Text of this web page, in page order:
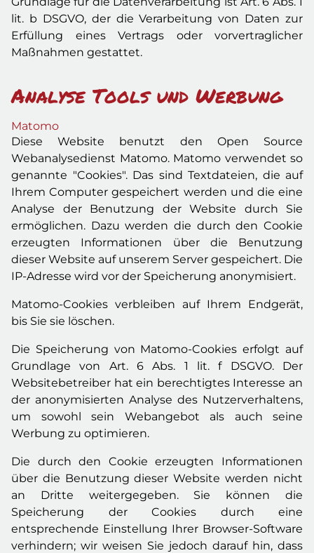
lit. b DSGVO, der die Verarbeitung von Daten zur
Erfüllung eines Vertrags oder vorvertraglicher
Maßnahmen gestattet.
Analyse Tools und Werbung
Matomo
Diese Website benutzt den Open Source
Webanalysedienst Matomo. Matomo verwendet so
genannte "Cookies". Das sind Textdateien, die auf
Ihrem Computer gespeichert werden und die eine
Analyse der Benutzung der Website durch Sie
ermöglichen. Dazu werden die durch den Cookie
erzeugten Informationen über die Benutzung
dieser Website auf unserem Server gespeichert. Die
IP-Adresse wird vor der Speicherung anonymisiert.
Matomo-Cookies verbleiben auf Ihrem Endgerät,
bis Sie sie löschen.
Die Speicherung von Matomo-Cookies erfolgt auf
Grundlage von Art. 6 Abs. 1 lit. f DSGVO. Der
Websitebetreiber hat ein berechtigtes Interesse an
der anonymisierten Analyse des Nutzerverhaltens,
um sowohl sein Webangebot als auch seine
Werbung zu optimieren.
Die durch den Cookie erzeugten Informationen
über die Benutzung dieser Website werden nicht
an Dritte weitergegeben. Sie können die
Speicherung der Cookies durch eine
entsprechende Einstellung Ihrer Browser-Software
verhindern; wir weisen Sie jedoch darauf hin, dass